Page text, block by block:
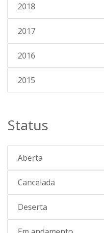
2018
2017
2016
2015
Status
Aberta
Cancelada
Deserta